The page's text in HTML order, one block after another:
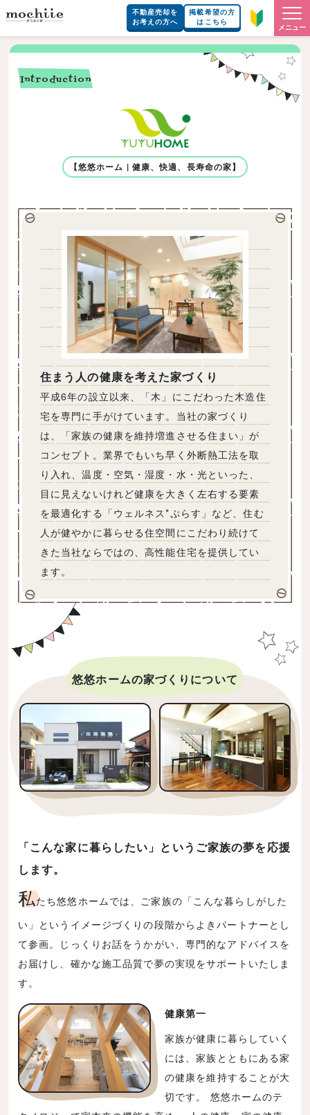
不動産売却を
お考えの方へ
掲載希望の方
はこちら
メニュー
Introduction
【悠悠ホーム | 健康、快適、長寿命の家】
住まう人の健康を考えた家づくり
平成6年の設立以来、「木」にこだわった木造住
宅を専門に手がけています。当社の家づくり
は、「家族の健康を維持増進させる住まい」が
コンセプト。業界でもいち早く外断熱工法を取
り入れ、温度・空気・湿度・水・光といった、
目に見えないけれど健康を大きく左右する要素
を最適化する「ウェルネス*ぷらす」など、住む
人が健やかに暮らせる住空間にこだわり続けて
きた当社ならではの、高性能住宅を提供してい
ます。
悠悠ホームの家づくりについて
「こんな家に暮らしたい」というご家族の夢を応援
します。
私たち悠悠ホームでは、ご家族の「こんな暮らしがした
い」というイメージづくりの段階からよきパートナーとし
て参画。じっくりお話をうかがい、専門的なアドバイスを
お届けし、確かな施工品質で夢の実現をサポートいたしま
す。
健康第一
家族が健康に暮らしていく
には、家族とともにある家
の健康を維持することが大
切です。 悠悠ホームのテ